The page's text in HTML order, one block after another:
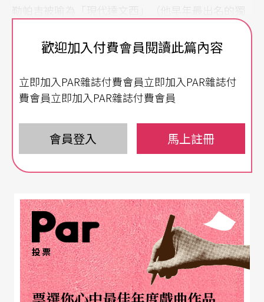
勒帕吉被喻為「現代達文西」（他早年最出名的獨
／1986），這表示他不但多
才多藝，對藝術與科學抱有同等的熱情，對世界也
充滿了好奇。簡單地說，就是一位充滿文藝復興氣
息的藝術家。更有趣的，是這個人出自魁北克，那
動根本不興盛的地方。
同是加拿大人的媒體大師麥克魯漢（Marshall McLu
加拿大》Canada： The Borderline Case中卻認
為：「藝術家天生是跨越邊界、跨越身分的人。加
拿大能夠為美國在當前和未來世界中的意義創造一
個宏大的藝術願景。」作為邊疆國家的加拿大跟藝
術家一樣，因為沒有包袱，所以更像是一套預警系
歡迎加入付費會員閱讀此篇內容
立即加入PAR雜誌付費會員立即加入PAR雜誌付
費會員立即加入PAR雜誌付費會員
會員登入 馬上註冊
投票